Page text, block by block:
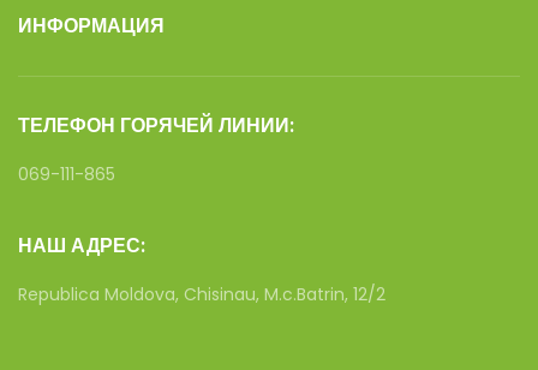
ИНФОРМАЦИЯ
ТЕЛЕФОН ГОРЯЧЕЙ ЛИНИИ:
069-111-865
НАШ АДРЕС:
Republica Moldova, Chisinau, M.c.Batrin, 12/2